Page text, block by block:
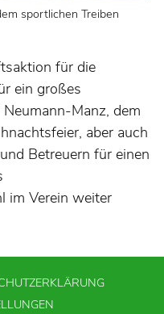
sportlichen Treiben
für die
ein großes
Manz, dem
aber auch
Betreuern für einen
im Verein weiter